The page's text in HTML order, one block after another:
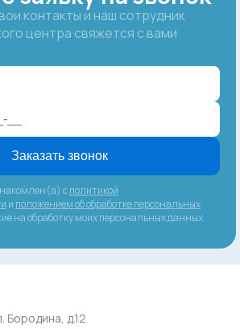
контакты и наш сотрудник
центра свяжется с вами
Заказать звонок
сполитикой
и положением об обработке персональных
на обработку моих персональных данных
Бородина, д.12